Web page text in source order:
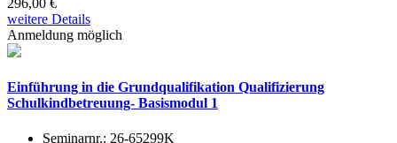
296,00 €
weitere Details
Anmeldung möglich
Einführung in die Grundqualifikation Qualifizierung
Schulkindbetreuung- Basismodul 1
Seminarnr.: 26-65299K